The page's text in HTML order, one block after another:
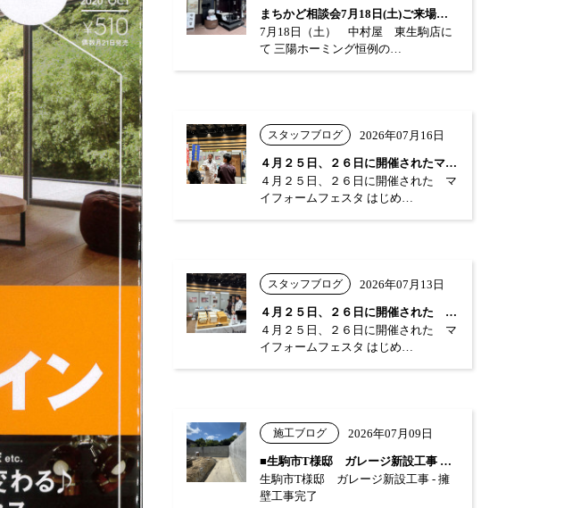
まちかど相談会7月18日(土)ご来場あり…
7月18日（土） 中村屋 東生駒店に
て 三陽ホーミング恒例の…
スタッフブログ 2026年07月16日
４月２５日、２６日に開催されたマイフォー…
４月２５日、２６日に開催された マ
イフォームフェスタ はじめ…
スタッフブログ 2026年07月13日
４月２５日、２６日に開催された マイフォ…
４月２５日、２６日に開催された マ
イフォームフェスタ はじめ…
施工ブログ 2026年07月09日
■生駒市T様邸 ガレージ新設工事 …
生駒市T様邸 ガレージ新設工事 - 擁
壁工事完了